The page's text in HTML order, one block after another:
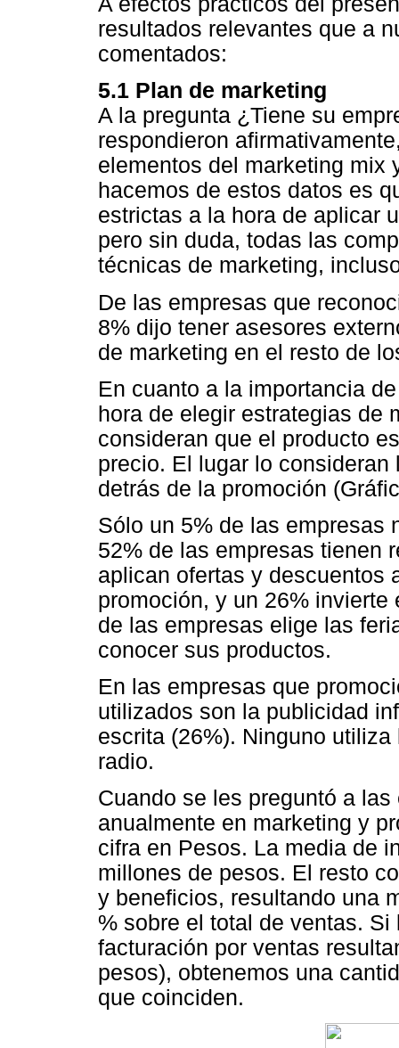
resultados relevantes que a
comentados:
5.1 Plan de marketing
A la pregunta ¿Tiene su
respondieron
elementos del marketing mix
hacemos de estos datos es
estrictas a la hora de aplicar
pero sin duda, todas las
técnicas de marketing,
De las empresas que
8% dijo tener asesores
de marketing en el resto de
En cuanto a la importancia
hora de elegir estrategias de
consideran que el producto
precio. El lugar lo
detrás de la promoción
Sólo un 5% de las empresas
52% de las empresas tienen
aplican ofertas y descuentos
promoción, y un 26%
de las empresas elige las
conocer sus productos.
En las empresas que
utilizados son la publicidad
escrita (26%). Ninguno
radio.
Cuando se les preguntó a
anualmente en marketing y
cifra en Pesos. La media de
millones de pesos. El resto
y beneficios, resultando una
% sobre el total de ventas.
facturación por ventas
pesos), obtenemos una
que coinciden.